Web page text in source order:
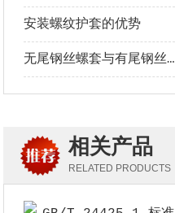
安装螺纹护套的优势
无尾钢丝螺套与有尾钢丝螺套的区别
相关产品
RELATED PRODUCTS